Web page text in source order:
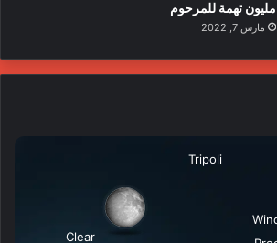
مليون تهمة للمرحوم
مارس 7, 2022
Tripoli
Clear